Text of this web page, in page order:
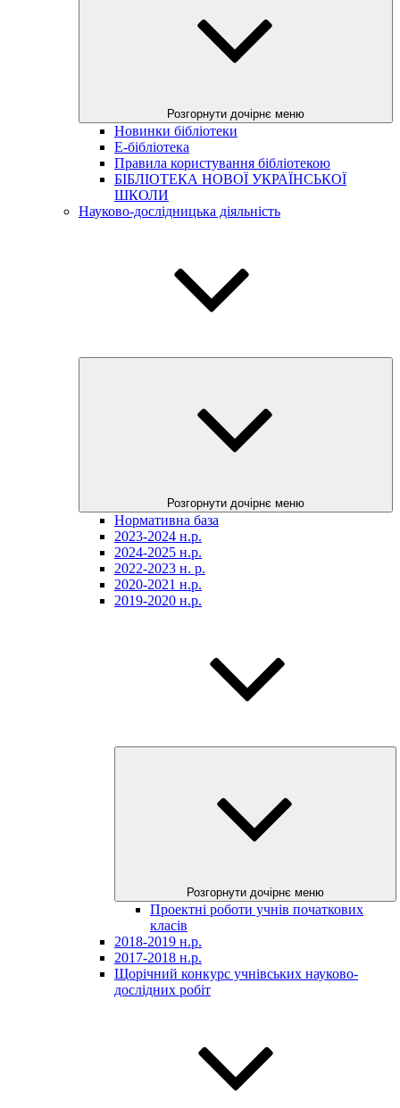
Розгорнути дочірнє меню
Новинки бібліотеки
E-бібліотека
Правила користування бібліотекою
БІБЛІОТЕКА НОВОЇ УКРАЇНСЬКОЇ
ШКОЛИ
Науково-дослідницька діяльність
Розгорнути дочірнє меню
Нормативна база
2023-2024 н.р.
2024-2025 н.р.
2022-2023 н. р.
2020-2021 н.р.
2019-2020 н.р.
Розгорнути дочірнє меню
Проектні роботи учнів початкових
класів
2018-2019 н.р.
2017-2018 н.р.
Щорічний конкурс учнівських науково-
дослідних робіт